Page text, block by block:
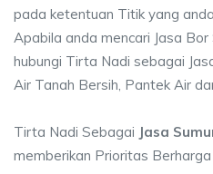
pada ketentuan Titik yang
Apabila anda mencari Jasa
hubungi Tirta Nadi sebagai
Air Tanah Bersih, Pantek Air
Tirta Nadi Sebagai Jasa
memberikan Prioritas